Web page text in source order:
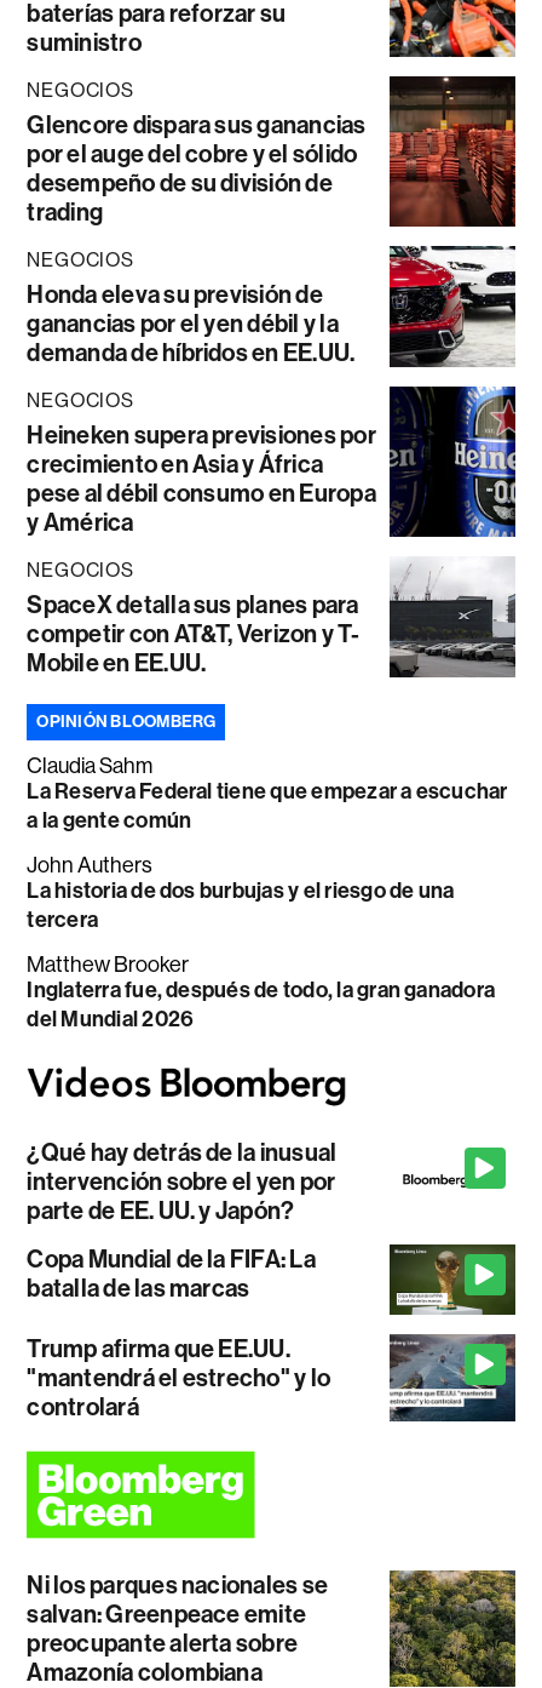
baterías para reforzar su
suministro
NEGOCIOS
Glencore dispara sus ganancias
por el auge del cobre y el sólido
desempeño de su división de
trading
NEGOCIOS
Honda eleva su previsión de
ganancias por el yen débil y la
demanda de híbridos en EE.UU.
NEGOCIOS
Heineken supera previsiones por
crecimiento en Asia y África
pese al débil consumo en Europa
y América
NEGOCIOS
SpaceX detalla sus planes para
competir con AT&T, Verizon y T-
Mobile en EE.UU.
OPINIÓN BLOOMBERG
Claudia Sahm
La Reserva Federal tiene que empezar a escuchar
a la gente común
John Authers
La historia de dos burbujas y el riesgo de una
tercera
Matthew Brooker
Inglaterra fue, después de todo, la gran ganadora
del Mundial 2026
¿Qué hay detrás de la inusual
intervención sobre el yen por
parte de EE. UU. y Japón?
Copa Mundial de la FIFA: La
batalla de las marcas
Trump afirma que EE.UU.
"mantendrá el estrecho" y lo
controlará
Ni los parques nacionales se
salvan: Greenpeace emite
preocupante alerta sobre
Amazonía colombiana